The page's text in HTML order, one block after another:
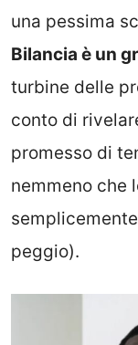
una pessima
Bilancia è un
turbine delle
conto di
promesso di
nemmeno che
peggio).